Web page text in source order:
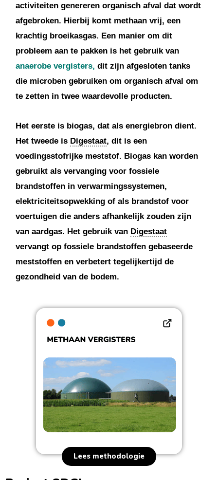
activiteiten genereren organisch afval dat wordt
afgebroken. Hierbij komt methaan vrij, een
krachtig broeikasgas. Een manier om dit
probleem aan te pakken is het gebruik van
anaerobe vergisters, dit zijn afgesloten tanks
die microben gebruiken om organisch afval om
te zetten in twee waardevolle producten.
Het eerste is biogas, dat als energiebron dient.
Het tweede is Digestaat, dit is een
voedingsstofrijke meststof. Biogas kan worden
gebruikt als vervanging voor fossiele
brandstoffen in verwarmingssystemen,
elektriciteitsopwekking of als brandstof voor
voertuigen die anders afhankelijk zouden zijn
van aardgas. Het gebruik van Digestaat
vervangt op fossiele brandstoffen gebaseerde
meststoffen en verbetert tegelijkertijd de
gezondheid van de bodem.
Lees methodologie